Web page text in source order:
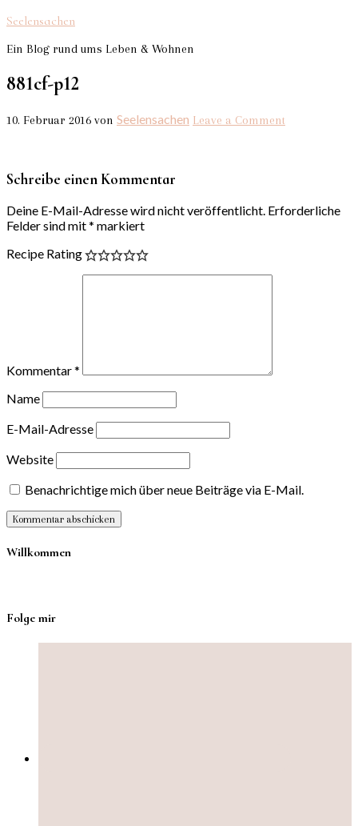
Seelensachen
Ein Blog rund ums Leben & Wohnen
881cf-p12
10. Februar 2016 von Seelensachen Leave a Comment
Schreibe einen Kommentar
Deine E-Mail-Adresse wird nicht veröffentlicht. Erforderliche
Felder sind mit* markiert
Recipe Rating
Kommentar*
Name
E-Mail-Adresse
Website
Benachrichtige mich über neue Beiträge via E-Mail.
Willkommen
Folge mir